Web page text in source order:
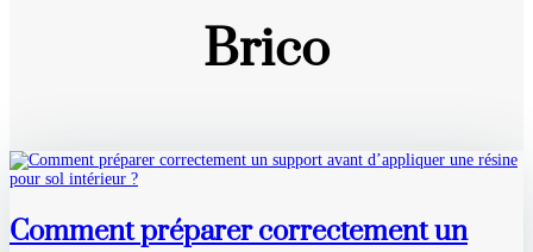
Brico
Comment préparer correctement un